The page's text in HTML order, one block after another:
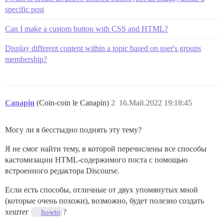
specific post
Can I make a custom button with CSS and HTML?
Display different content within a topic based on user's groups
membership?
Canapin (Coin-coin le Canapin) 16.Май.2022 19:18:45
2
Могу ли я бесстыдно поднять эту тему?
Я не смог найти тему, в которой перечислены все способы
кастомизации HTML-содержимого поста с помощью
встроенного редактора Discourse.
Если есть способы, отличные от двух упомянутых мной
(которые очень похожи), возможно, будет полезно создать
хештег
howto ?